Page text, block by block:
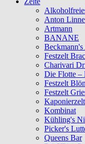
Anton
Artmann
BANANE
Festzelt
Charivari
Die Flotte –
Festzelt
Festzelt
Kaponierzelt
Kombinat
Kühling's
Picker's
Queens Bar